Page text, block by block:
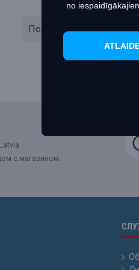
Показано с 1 по 2 из 2
с магазином.
no